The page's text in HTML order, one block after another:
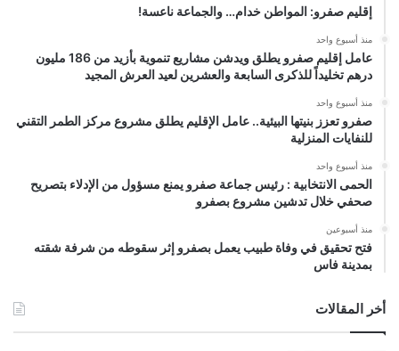
إقليم صفرو: المواطن خدام… والجماعة ناعسة!
منذ أسبوع واحد
عامل إقليم صفرو يطلق ويدشن مشاريع تنموية بأزيد من 186 مليون
درهم تخليداً للذكرى السابعة والعشرين لعيد العرش المجيد
منذ أسبوع واحد
صفرو تعزز بنيتها البيئية.. عامل الإقليم يطلق مشروع مركز الطمر التقني
للنفايات المنزلية
منذ أسبوع واحد
الحمى الانتخابية : رئيس جماعة صفرو يمنع مسؤول من الإدلاء بتصريح
صحفي خلال تدشين مشروع بصفرو
منذ أسبوعين
فتح تحقيق في وفاة طبيب يعمل بصفرو إثر سقوطه من شرفة شقته
بمدينة فاس
أخر المقالات